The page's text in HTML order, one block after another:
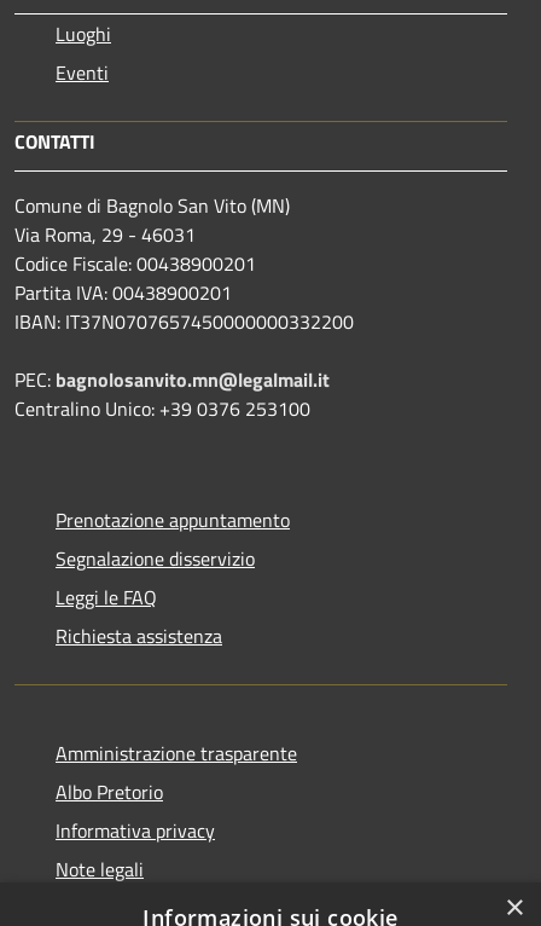
Luoghi
Eventi
CONTATTI
Comune di Bagnolo San Vito (MN)
Via Roma, 29 - 46031
Codice Fiscale: 00438900201
Partita IVA: 00438900201
IBAN: IT37N0707657450000000332200
PEC: bagnolosanvito.mn@legalmail.it
Centralino Unico: +39 0376 253100
Prenotazione appuntamento
Segnalazione disservizio
Leggi le FAQ
Richiesta assistenza
Amministrazione trasparente
Albo Pretorio
Informativa privacy
Note legali
Dichiarazione di accessibilità
×
Informazioni sui cookie